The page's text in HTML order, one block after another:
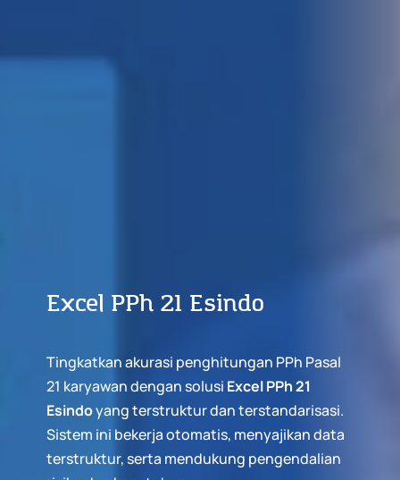
Excel PPh 21 Esindo
Tingkatkan akurasi penghitungan PPh Pasal
21 karyawan dengan solusi Excel PPh 21
Esindoyang terstruktur dan terstandarisasi.
Sistem ini bekerja otomatis, menyajikan data
terstruktur, serta mendukung pengendalian